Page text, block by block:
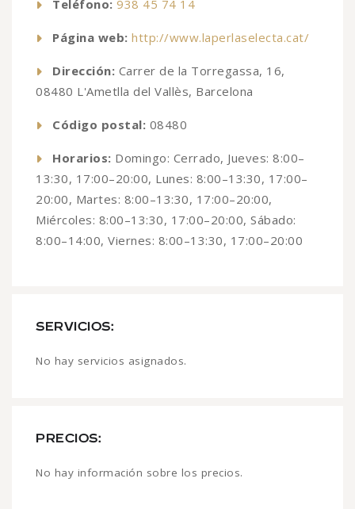
Teléfono: 938 45 74 14
Página web: http://www.laperlaselecta.cat/
Dirección: Carrer de la Torregassa, 16,
08480 L'Ametlla del Vallès, Barcelona
Código postal: 08480
Horarios: Domingo: Cerrado, Jueves: 8:00–
13:30, 17:00–20:00, Lunes: 8:00–13:30, 17:00–
20:00, Martes: 8:00–13:30, 17:00–20:00,
Miércoles: 8:00–13:30, 17:00–20:00, Sábado:
8:00–14:00, Viernes: 8:00–13:30, 17:00–20:00
SERVICIOS:
No hay servicios asignados.
PRECIOS:
No hay información sobre los precios.